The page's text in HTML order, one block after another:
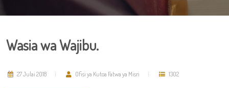
Wasia wa Wajibu.
27 Julai 2018 Ofisi ya Kutoa Fatwa ya Misri 1302